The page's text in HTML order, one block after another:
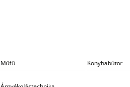
Műfű Konyhabútor